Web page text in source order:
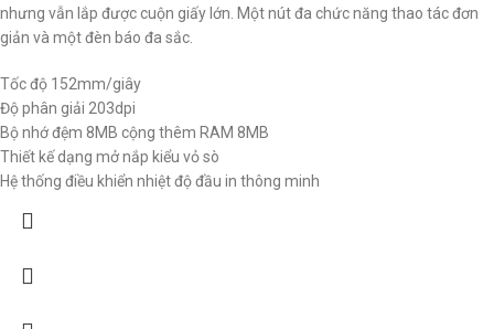
nhưng vẫn lắp được cuộn giấy lớn. Một nút đa chức năng thao tác đơn
giản và một đèn báo đa sắc.
Tốc độ 152mm/giây
Độ phân giải 203dpi
Bộ nhớ đệm 8MB cộng thêm RAM 8MB
Thiết kế dạng mở nắp kiểu vỏ sò
Hệ thống điều khiển nhiệt độ đầu in thông minh